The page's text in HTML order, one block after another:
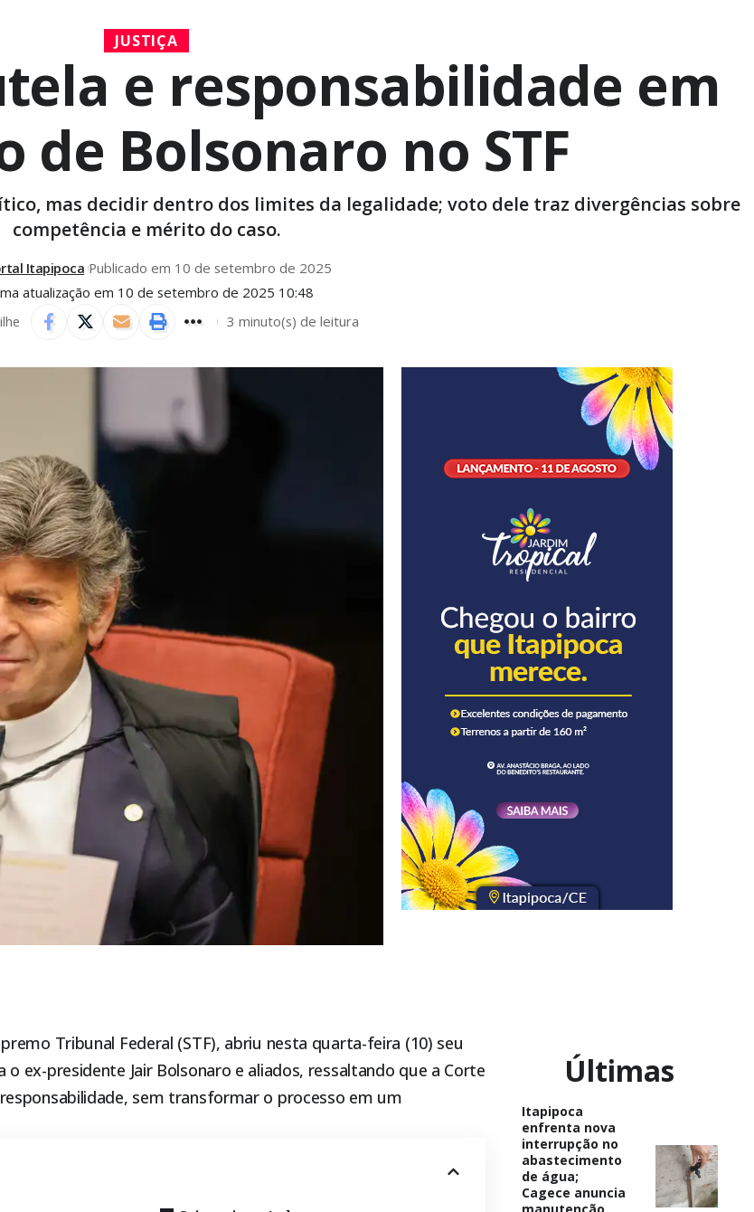
JUSTIÇA
e responsabilidade em
de Bolsonaro no STF
mas decidir dentro dos limites da legalidade; voto dele traz divergências sobre
competência e mérito do caso.
atualização em 10 de setembro de 2025 10:48
Itapipoca Publicado em 10 de setembro de 2025
3 minuto(s) de leitura
Tribunal Federal (STF), abriu nesta quarta-feira (10) seu
ex-presidente Jair Bolsonaro e aliados, ressaltando que a Corte
sem transformar o processo em um
Últimas
Itapipoca
enfrenta nova
interrupção no
abastecimento
de água;
Cagece anuncia
manutenção